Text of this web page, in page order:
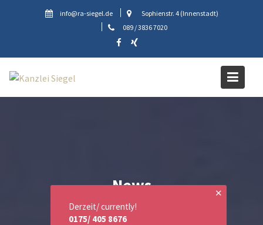
info@ra-siegel.de
Sophienstr. 4 (Innenstadt)
089 / 3836 7020
News
✕
Derzeit/ currently!
0175/ 405 8676